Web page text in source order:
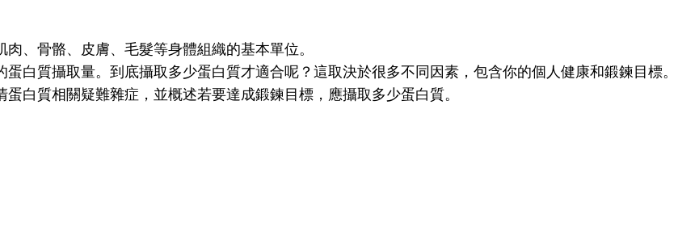
、骨骼、皮膚、毛髮等身體組織的基本單位。
白質攝取量。到底攝取多少蛋白質才適合呢？這取決於很多不同因素，包含你的個人健康和鍛鍊目標。
白質相關疑難雜症，並概述若要達成鍛鍊目標，應攝取多少蛋白質。